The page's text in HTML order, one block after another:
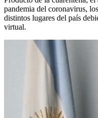
pandemia del coronavirus,
distintos lugares del país
virtual.